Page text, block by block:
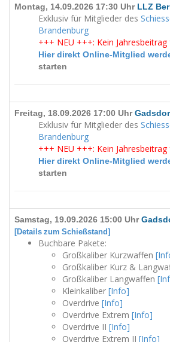
Montag, 14.09.2026 17:30 Uhr LLZ
Exklusiv für Mitglieder des
Brandenburg
+++ NEU +++: Kein
Hier direkt Online-Mitglied
starten
Freitag, 18.09.2026 17:00 Uhr
Exklusiv für Mitglieder des
Brandenburg
+++ NEU +++: Kein
Hier direkt Online-Mitglied
starten
Samstag, 19.09.2026 15:00 Uhr
[Details zum Schießstand]
Buchbare Pakete:
Großkaliber Kurzwaffen
Großkaliber Kurz &
Großkaliber Langwaffen
Kleinkaliber [Info]
Overdrive [Info]
Overdrive Extrem [Info]
Overdrive II [Info]
Overdrive Extrem II [Info]